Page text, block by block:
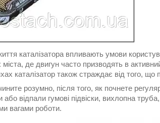
каталізатора впливають умови
де двигун часто призводять в
каталізатор також страждає від того, що
розумно, після того, як почнете
відпали гумові підвіски, вихлопна
вагами роботи.